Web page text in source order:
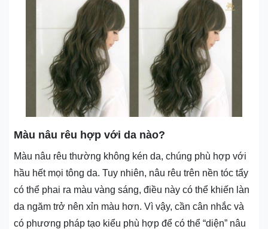
Màu nâu rêu hợp với da nào?
Màu nâu rêu thường không kén da, chúng phù hợp với
hầu hết mọi tông da. Tuy nhiên, nâu rêu trên nền tóc tẩy
có thể phai ra màu vàng sáng, điều này có thể khiến làn
da ngăm trở nên xỉn màu hơn. Vì vậy, cần cân nhắc và
có phương pháp tạo kiểu phù hợp để có thể “diện” nâu